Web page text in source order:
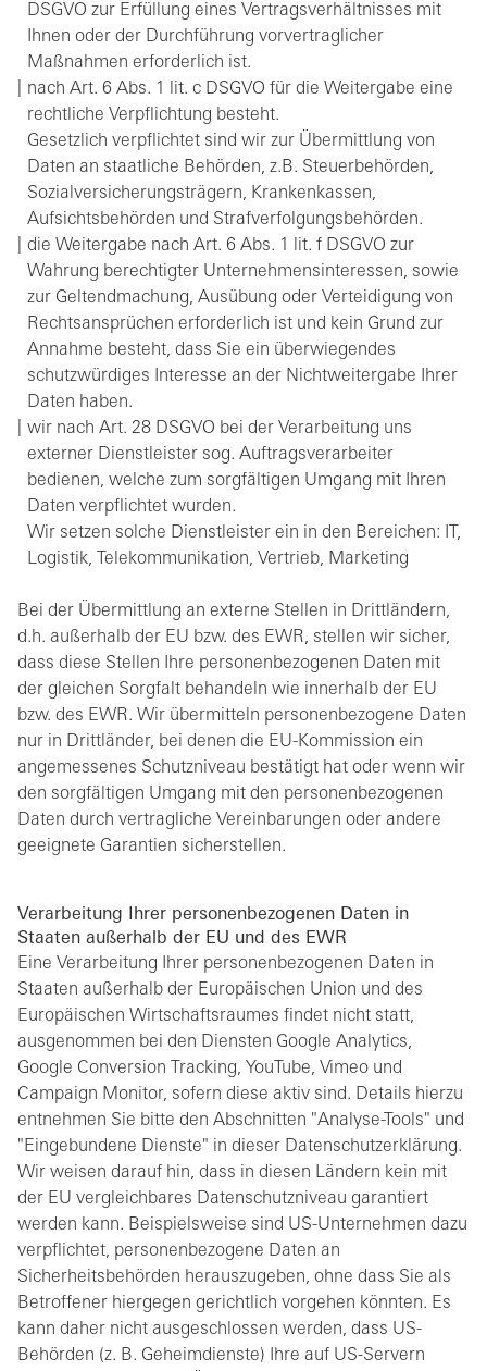
DSGVO zur Erfüllung eines Vertragsverhältnisses mit
Ihnen oder der Durchführung vorvertraglicher
Maßnahmen erforderlich ist.
nach Art. 6 Abs. 1 lit. c DSGVO für die Weitergabe eine
rechtliche Verpflichtung besteht.
Gesetzlich verpflichtet sind wir zur Übermittlung von
Daten an staatliche Behörden, z.B. Steuerbehörden,
Sozialversicherungsträgern, Krankenkassen,
Aufsichtsbehörden und Strafverfolgungsbehörden.
die Weitergabe nach Art. 6 Abs. 1 lit. f DSGVO zur
Wahrung berechtigter Unternehmensinteressen, sowie
zur Geltendmachung, Ausübung oder Verteidigung von
Rechtsansprüchen erforderlich ist und kein Grund zur
Annahme besteht, dass Sie ein überwiegendes
schutzwürdiges Interesse an der Nichtweitergabe Ihrer
Daten haben.
wir nach Art. 28 DSGVO bei der Verarbeitung uns
externer Dienstleister sog. Auftragsverarbeiter
bedienen, welche zum sorgfältigen Umgang mit Ihren
Daten verpflichtet wurden.
Wir setzen solche Dienstleister ein in den Bereichen: IT,
Logistik, Telekommunikation, Vertrieb, Marketing
Bei der Übermittlung an externe Stellen in Drittländern,
d.h. außerhalb der EU bzw. des EWR, stellen wir sicher,
dass diese Stellen Ihre personenbezogenen Daten mit
der gleichen Sorgfalt behandeln wie innerhalb der EU
bzw. des EWR. Wir übermitteln personenbezogene Daten
nur in Drittländer, bei denen die EU-Kommission ein
angemessenes Schutzniveau bestätigt hat oder wenn wir
den sorgfältigen Umgang mit den personenbezogenen
Daten durch vertragliche Vereinbarungen oder andere
geeignete Garantien sicherstellen.
Verarbeitung Ihrer personenbezogenen Daten in
Staaten außerhalb der EU und des EWR
Eine Verarbeitung Ihrer personenbezogenen Daten in
Staaten außerhalb der Europäischen Union und des
Europäischen Wirtschaftsraumes findet nicht statt,
ausgenommen bei den Diensten Google Analytics,
Google Conversion Tracking, YouTube, Vimeo und
Campaign Monitor, sofern diese aktiv sind. Details hierzu
entnehmen Sie bitte den Abschnitten "Analyse-Tools" und
"Eingebundene Dienste" in dieser Datenschutzerklärung.
Wir weisen darauf hin, dass in diesen Ländern kein mit
der EU vergleichbares Datenschutzniveau garantiert
werden kann. Beispielsweise sind US-Unternehmen dazu
verpflichtet, personenbezogene Daten an
Sicherheitsbehörden herauszugeben, ohne dass Sie als
Betroffener hiergegen gerichtlich vorgehen könnten. Es
kann daher nicht ausgeschlossen werden, dass US-
Behörden (z. B. Geheimdienste) Ihre auf US-Servern